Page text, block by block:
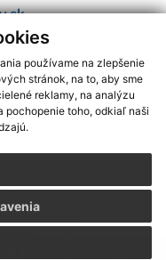
používame na zlepšenie
stránok, na to, aby sme
reklamy, na analýzu
pochopenie toho, odkiaľ naši
s využitím RSS
2,Mapa stránok,web portál
,registrácia domény
o prístupnosti